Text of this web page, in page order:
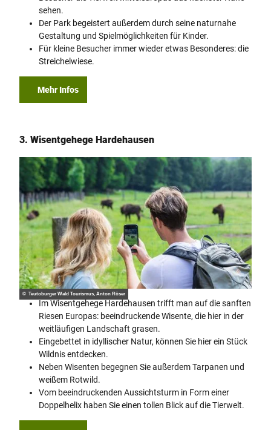
sehen.
Der Park begeistert außerdem durch seine naturnahe
Gestaltung und Spielmöglichkeiten für Kinder.
Für kleine Besucher immer wieder etwas Besonderes: die
Streichelwiese.
Mehr Infos
3. Wisentgehege Hardehausen
© Teutoburger Wald Tourismus, Anton Röser
Im Wisentgehege Hardehausen trifft man auf die sanften
Riesen Europas: beeindruckende Wisente, die hier in der
weitläufigen Landschaft grasen.
Eingebettet in idyllischer Natur, können Sie hier ein Stück
Wildnis entdecken.
Neben Wisenten begegnen Sie außerdem Tarpanen und
weißem Rotwild.
Vom beeindruckenden Aussichtsturm in Form einer
Doppelhelix haben Sie einen tollen Blick auf die Tierwelt.